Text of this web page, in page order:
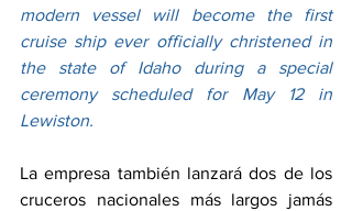
modern vessel will become the first
cruise ship ever officially christened in
the state of Idaho during a special
ceremony scheduled for May 12 in
Lewiston.
La empresa también lanzará dos de los
cruceros nacionales más largos jamás